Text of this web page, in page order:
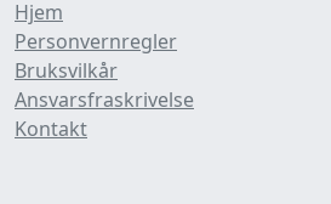
Hjem
Personvernregler
Bruksvilkår
Ansvarsfraskrivelse
Kontakt